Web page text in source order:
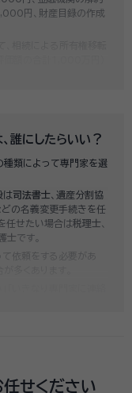
円、財産目録の作成
価額の合計1,000万円）
う場合もあるなど、非
らかにし、無料で見積
で対応できないものの
相談ください。
誰にしたらいい？
種類によって専門家を選
は司法書士 、遺産分割協
どの名義変更手続きを任
任せたい場合は税理士
士です。
依頼をする必要があ
「いきなり専門家に連絡
任せください